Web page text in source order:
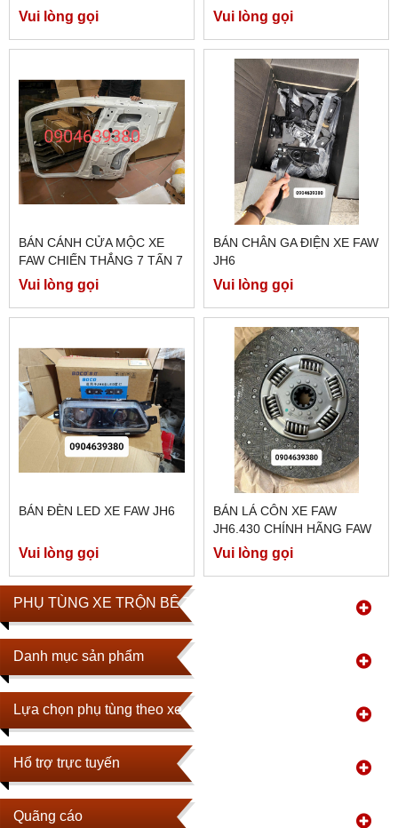
PHỤ TÙNG XE TRỘN BÊ TÔNG
Danh mục sản phẩm
Lựa chọn phụ tùng theo xe
Hổ trợ trực tuyến
Quãng cáo
Vui lòng gọi
7 TẤN 7
Vui lòng gọi
BÁN CÁNH CỬA MỘC XE
FAW CHIẾN THẮNG 7 TẤN 7
Vui lòng gọi
BÁN CHÂN GA ĐIỆN XE FAW
JH6
Vui lòng gọi
BÁN ĐÈN LED XE FAW JH6
Vui lòng gọi
BÁN LÁ CÔN XE FAW
JH6.430 CHÍNH HÃNG FAW
Vui lòng gọi